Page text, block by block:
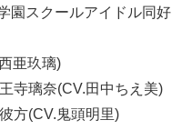
園スクールアイドル同好
亜玖璃)
寺璃奈(CV.田中ちえ美)
方(CV.鬼頭明里)